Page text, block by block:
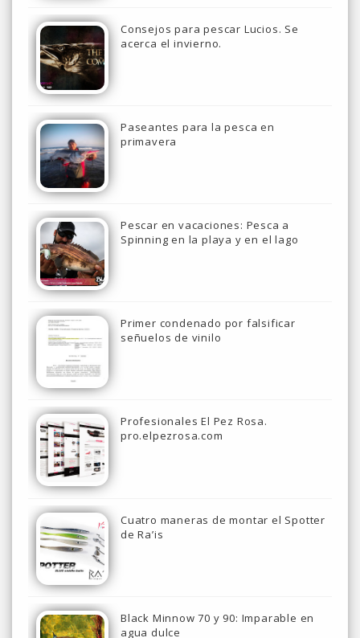
Consejos para pescar Lucios. Se
acerca el invierno.
Paseantes para la pesca en
primavera
Pescar en vacaciones: Pesca a
Spinning en la playa y en el lago
Primer condenado por falsificar
señuelos de vinilo
Profesionales El Pez Rosa.
pro.elpezrosa.com
Cuatro maneras de montar el Spotter
de Ra’is
Black Minnow 70 y 90: Imparable en
agua dulce